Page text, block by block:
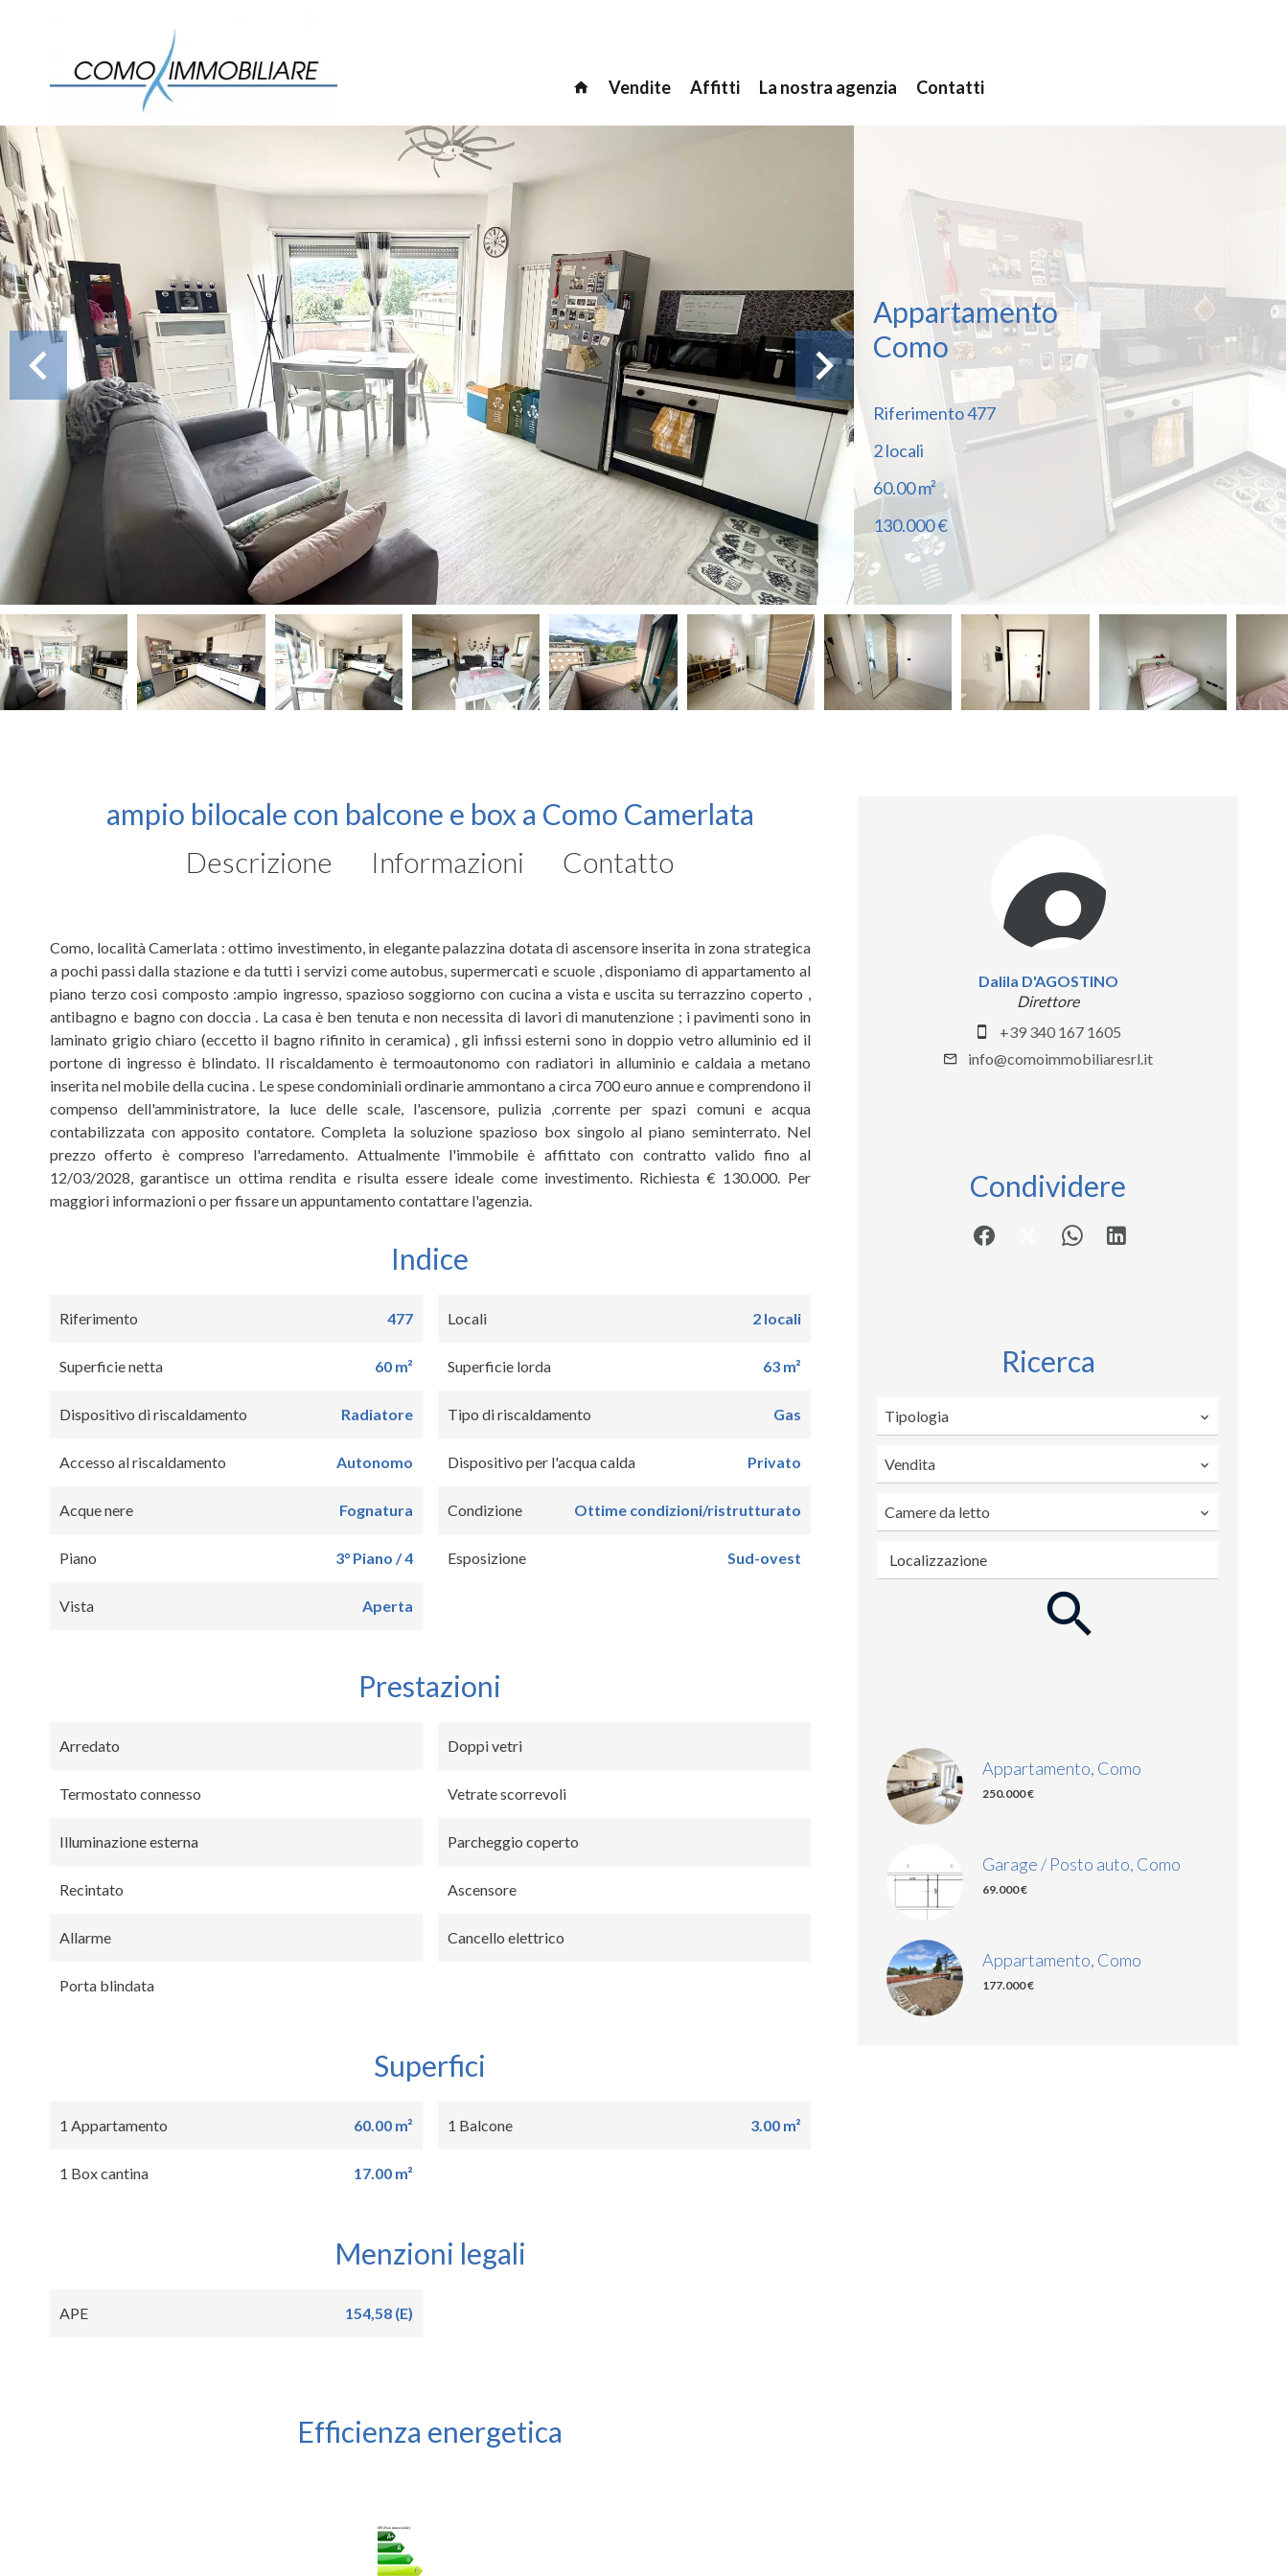
Vendite Affitti La nostra agenzia Contatti
Appartamento
Como
Riferimento477
2 locali
60.00m²
130.000 €
ampio bilocale con balcone e box a Como Camerlata
Descrizione
Informazioni Contatto
Como, località Camerlata : ottimo investimento, in elegante palazzina dotata di ascensore inserita in zona strategica
a pochi passi dalla stazione e da tutti i servizi come autobus, supermercati e scuole , disponiamo di appartamento al
piano terzo cosi composto :ampio ingresso, spazioso soggiorno con cucina a vista e uscita su terrazzino coperto ,
antibagno e bagno con doccia . La casa è ben tenuta e non necessita di lavori di manutenzione ; i pavimenti sono in
laminato grigio chiaro (eccetto il bagno rifinito in ceramica) , gli infissi esterni sono in doppio vetro alluminio ed il
portone di ingresso è blindato. Il riscaldamento è termoautonomo con radiatori in alluminio e caldaia a metano
inserita nel mobile della cucina . Le spese condominiali ordinarie ammontano a circa 700 euro annue e comprendono il
compenso dell'amministratore, la luce delle scale, l'ascensore, pulizia ,corrente per spazi comuni e acqua
contabilizzata con apposito contatore. Completa la soluzione spazioso box singolo al piano seminterrato. Nel
prezzo offerto è compreso l'arredamento. Attualmente l'immobile è affittato con contratto valido fino al
12/03/2028, garantisce un ottima rendita e risulta essere ideale come investimento. Richiesta € 130.000. Per
maggiori informazioni o per fissare un appuntamento contattare l'agenzia.
Indice
Riferimento 477 Locali 2 locali
Superficie netta 60 m² Superficie lorda 63 m²
Dispositivo di riscaldamento Radiatore Tipo di riscaldamento Gas
Accesso al riscaldamento Autonomo Dispositivo per l'acqua calda Privato
Acque nere Fognatura Condizione Ottime condizioni/ristrutturato
Piano 3° Piano / 4 Esposizione Sud-ovest
Vista Aperta
Prestazioni
Arredato Doppi vetri
Termostato connesso Vetrate scorrevoli
Illuminazione esterna Parcheggio coperto
Recintato Ascensore
Allarme Cancello elettrico
Porta blindata
Superfici
1 Appartamento 60.00 m² 1 Balcone 3.00 m²
1 Box cantina 17.00 m²
Menzioni legali
APE 154,58 (E)
Efficienza energetica
EPI (Non rinnovabile)
Dalila D'AGOSTINO
Direttore
+39 340 167 1605
info@comoimmobiliaresrl.it
Condividere
Ricerca
Tipologia
Vendita
Camere da letto
Localizzazione
Appartamento, Como
250.000 €
Garage / Posto auto, Como
69.000 €
Appartamento, Como
177.000 €